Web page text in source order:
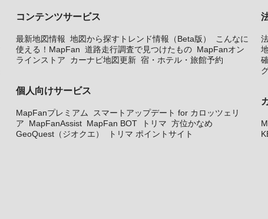
コンテンツサービス
最新地図情報 地図から探すトレンド情報（Beta版）
こんなに
使える！MapFan 道路走行調査で見つけたもの MapFanオン
ラインストア
カーナビ地図更新 宿・ホテル・旅館予約
個人向けサービス
MapFanプレミアム
スマートアップデート for カロッツェリ
ア
MapFanAssist MapFan BOT トリマ 方位かなめ
GeoQuest（ジオクエ）
トリマ ポイントサイト